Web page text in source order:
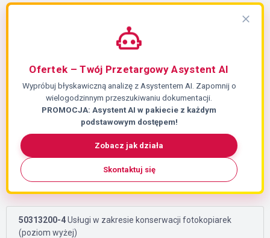
Ofertek – Twój Przetargowy Asystent AI
Wypróbuj błyskawiczną analizę z Asystentem AI. Zapomnij o
wielogodzinnym przeszukiwaniu dokumentacji.
PROMOCJA: Asystent AI w pakiecie z każdym
podstawowym dostępem!
Zobacz jak działa
Skontaktuj się
50313200-4Usługi w zakresie konserwacji fotokopiarek
(poziom wyżej)